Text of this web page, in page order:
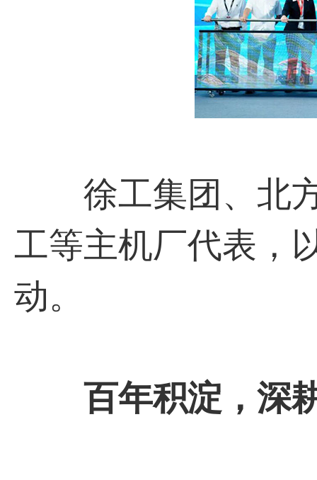
徐工集团、北方
工等主机厂代表，
动。
百年积淀，深